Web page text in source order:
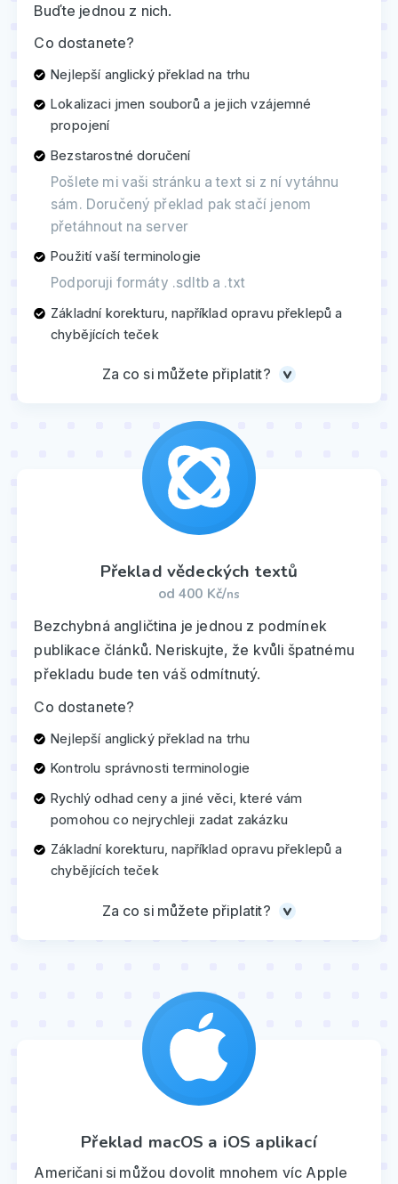
Váš email:
Vyberte si službu
Korektura Tlumočení
Nebo volejte na 702 131 276
Do pár minut by vám měl přijít e-mail z adresy
Buďte jednou z nich.
Co dostanete?
Nejlepší anglický překlad na trhu
Lokalizaci jmen souborů a jejich vzájemné
propojení
Bezstarostné doručení
Pošlete mi vaši stránku a text si z ní vytáhnu
sám. Doručený překlad pak stačí jenom
přetáhnout na server
Použití vaší terminologie
Podporuji formáty .sdltb a .txt
Základní korekturu, například opravu překlepů a
chybějících teček
Za co si můžete připlatit?
Překlad vědeckých textů
od 400 Kč/ns
Bezchybná angličtina je jednou z podmínek
publikace článků. Neriskujte, že kvůli špatnému
překladu bude ten váš odmítnutý.
Co dostanete?
Nejlepší anglický překlad na trhu
Kontrolu správnosti terminologie
Rychlý odhad ceny a jiné věci, které vám
pomohou co nejrychleji zadat zakázku
Základní korekturu, například opravu překlepů a
chybějících teček
Za co si můžete připlatit?
Překlad macOS a iOS aplikací
Američani si můžou dovolit mnohem víc Apple